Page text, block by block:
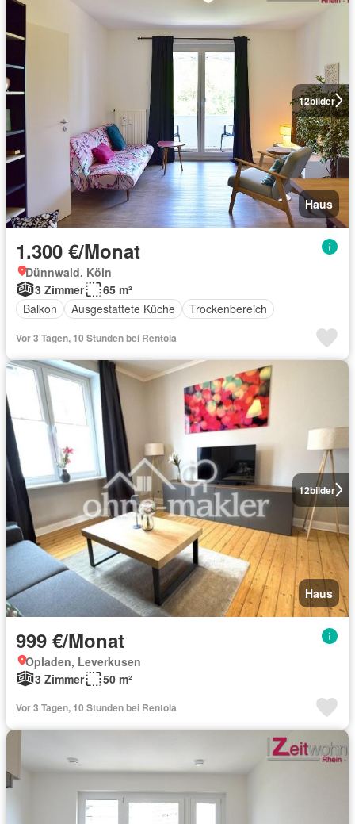
12bilder
Haus
1.300 €/Monat
Dünnwald, Köln
3 Zimmer
65 m²
Balkon
Ausgestattete Küche Trockenbereich
Vor 3 Tagen, 10 Stunden bei Rentola
12bilder
Haus
999 €/Monat
Opladen, Leverkusen
3 Zimmer
50 m²
Vor 3 Tagen, 10 Stunden bei Rentola